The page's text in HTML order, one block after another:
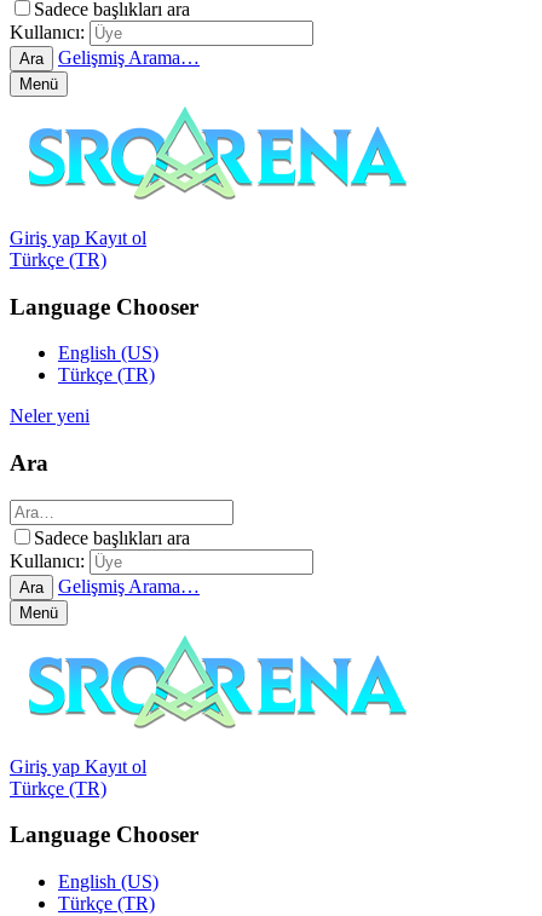
Sadece başlıkları ara
Kullanıcı:
Ara Gelişmiş Arama…
Menü
Giriş yap Kayıt ol
Türkçe (TR)
Language Chooser
English (US)
Türkçe (TR)
Neler yeni
Ara
Sadece başlıkları ara
Kullanıcı:
Ara Gelişmiş Arama…
Menü
Giriş yap Kayıt ol
Türkçe (TR)
Language Chooser
English (US)
Türkçe (TR)